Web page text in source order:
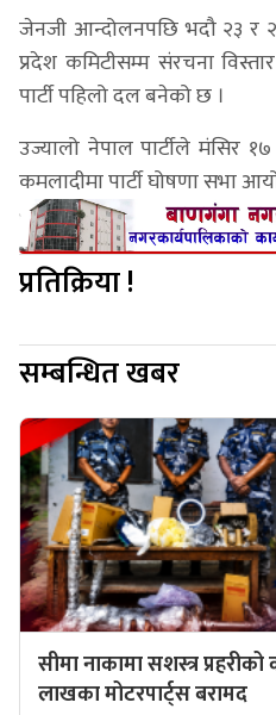
जेनजी आन्दोलनपछि भदौ २३ र
प्रदेश कमिटीसम्म संरचना
पार्टी पहिलो दल बनेको छ ।
उज्यालो नेपाल पार्टीले मंसिर
कमलादीमा पार्टी घोषणा सभा
प्रतिक्रिया !
सम्बन्धित खबर
सीमा नाकामा सशस्त्र
लाखका मोटरपार्ट्स बरामद